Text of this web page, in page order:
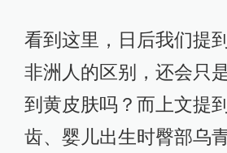
看到这里，日后我们提
非洲人的区别，还会只
到黄皮肤吗？而上文提
齿、婴儿出生时臀部乌